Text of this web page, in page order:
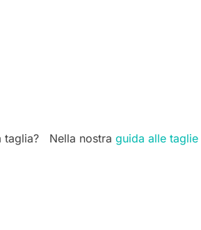
taglia? Nella nostra guida alle taglie